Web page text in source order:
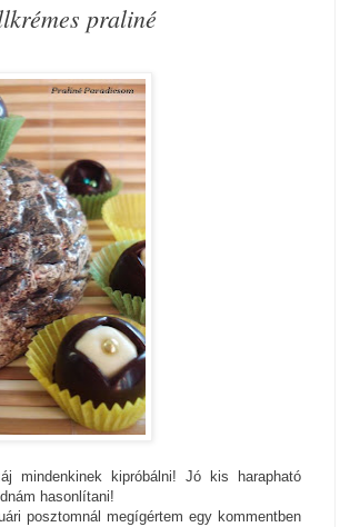
praliné
mindenkinek kipróbálni! Jó kis harapható
hasonlítani!
posztomnál megígértem egy kommentben